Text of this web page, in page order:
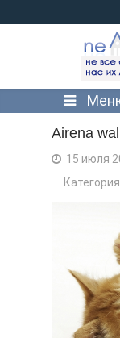
Airena
15 июля